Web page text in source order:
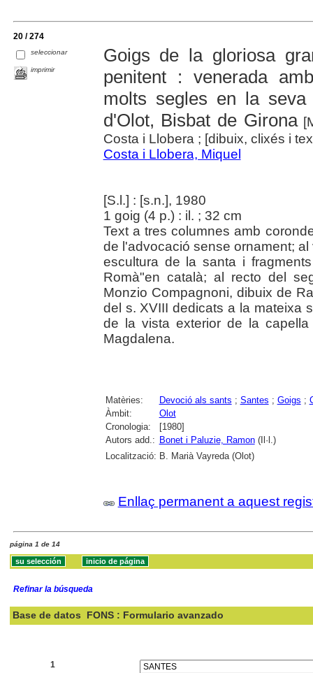
20 / 274
seleccionar
imprimir
Goigs de la gloriosa
penitent : venerada
molts segles en la
d'Olot, Bisbat de Girona
Costa i Llobera ; [dibuix, clixés i
Costa i Llobera, Miquel
[S.l.] : [s.n.], 1980
1 goig (4 p.) : il. ; 32 cm
Text a tres columnes amb
de l'advocació sense ornament;
escultura de la santa i
Romà"en català; al recto del
Monzio Compagnoni, dibuix de
del s. XVIII dedicats a la mateixa
de la vista exterior de la
Magdalena.
Matèries: Devoció als sants ; Santes ; Goigs ;
Àmbit:
Olot
Cronologia:
[1980]
Autors add.: Bonet i Paluzie, Ramon(Il·l.)
Localització: B. Marià Vayreda (Olot)
Enllaç permanent a aquest
página 1 de 14
Refinar la búsqueda
Base de datos FONS : Formulario avanzado
1